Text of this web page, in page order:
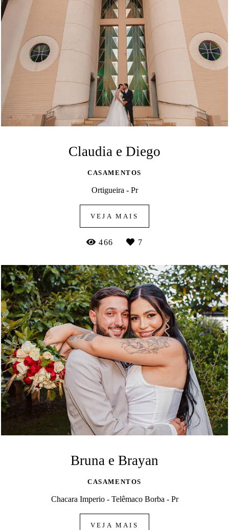
Claudia e Diego
CASAMENTOS
Ortigueira - Pr
VEJA MAIS
466 7
Bruna e Brayan
CASAMENTOS
Chacara Imperio - Telêmaco Borba - Pr
VEJA MAIS